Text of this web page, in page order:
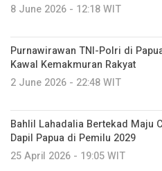
8 June 2026 - 12:18 WIT
Purnawirawan TNI-Polri di
Kawal Kemakmuran Rakyat
2 June 2026 - 22:48 WIT
Bahlil Lahadalia Bertekad Maju
Dapil Papua di Pemilu 2029
25 April 2026 - 19:05 WIT